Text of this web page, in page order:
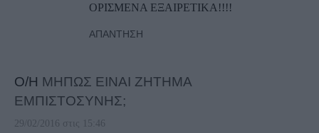
ΟΡΙΣΜΕΝΑ ΕΞΑΙΡΕΤΙΚΑ!!!!
ΑΠΆΝΤΗΣΗ
Ο/Η ΜΗΠΩΣ ΕΙΝΑΙ ΖΗΤΗΜΑ
ΕΜΠΙΣΤΟΣΥΝΗΣ;
29/02/2016 στις 15:46